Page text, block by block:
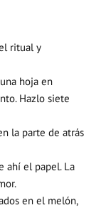
ritual y
hoja en
Hazlo siete
la parte de atrás
ahí el papel. La
en el melón,